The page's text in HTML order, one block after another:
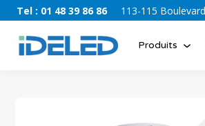
Tel : 01 48 39 86 86 113-115
Produits